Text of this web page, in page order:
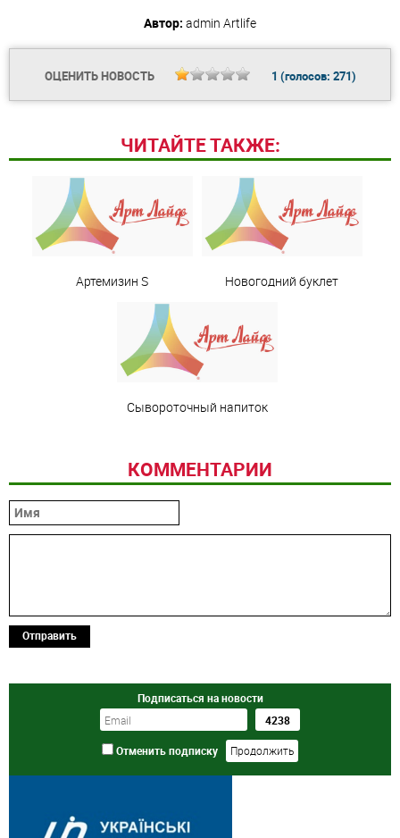
Автор: admin Artlife
ОЦЕНИТЬ НОВОСТЬ 1 (голосов: 271)
ЧИТАЙТЕ ТАКЖЕ:
Артемизин S Новогодний буклет
Сывороточный напиток
КОММЕНТАРИИ
Отправить
Подписаться на новости
Отменить подписку